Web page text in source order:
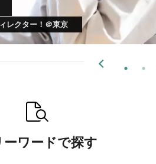
レクター！＠東京
ーワードで探す